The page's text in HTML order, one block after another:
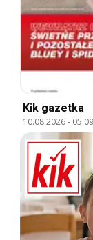
Kik gazetka
10.08.2026-